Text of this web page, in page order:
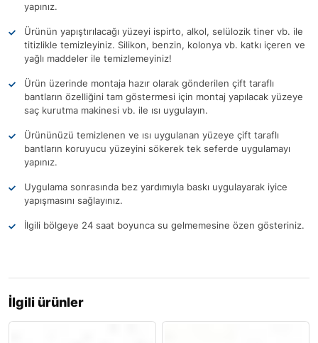
yapınız.
Ürünün yapıştırılacağı yüzeyi ispirto, alkol, selülozik tiner vb. ile
titizlikle temizleyiniz. Silikon, benzin, kolonya vb. katkı içeren ve
yağlı maddeler ile temizlemeyiniz!
Ürün üzerinde montaja hazır olarak gönderilen çift taraflı
bantların özelliğini tam göstermesi için montaj yapılacak yüzeye
saç kurutma makinesi vb. ile ısı uygulayın.
Ürününüzü temizlenen ve ısı uygulanan yüzeye çift taraflı
bantların koruyucu yüzeyini sökerek tek seferde uygulamayı
yapınız.
Uygulama sonrasında bez yardımıyla baskı uygulayarak iyice
yapışmasını sağlayınız.
İlgili bölgeye 24 saat boyunca su gelmemesine özen gösteriniz.
İlgili ürünler